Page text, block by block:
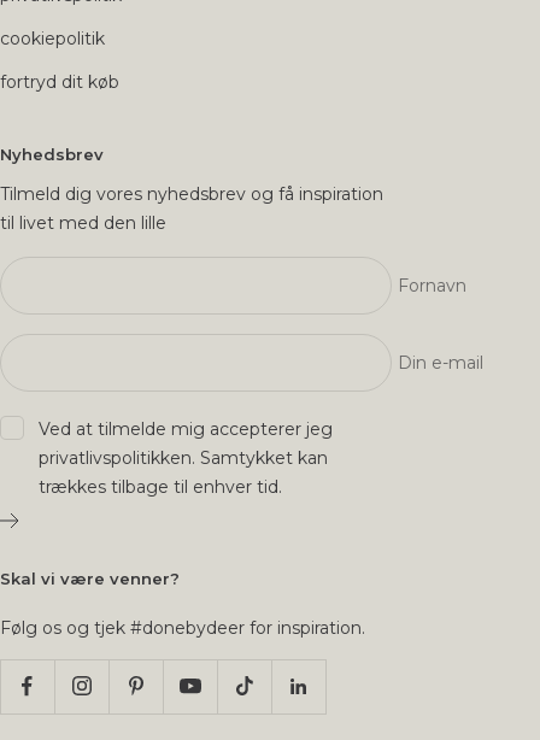
cookiepolitik
fortryd dit køb
Nyhedsbrev
Tilmeld dig vores nyhedsbrev og få inspiration
til livet med den lille
Fornavn
Din e-mail
Ved at tilmelde mig accepterer jeg
privatlivspolitikken. Samtykket kan
trækkes tilbage til enhver tid.
Skal vi være venner?
Følg os og tjek #donebydeer for inspiration.